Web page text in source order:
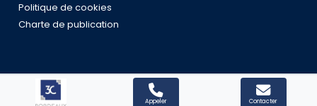
Appeler Contacter
Politique de cookies
Charte de publication
Coppten © 2026